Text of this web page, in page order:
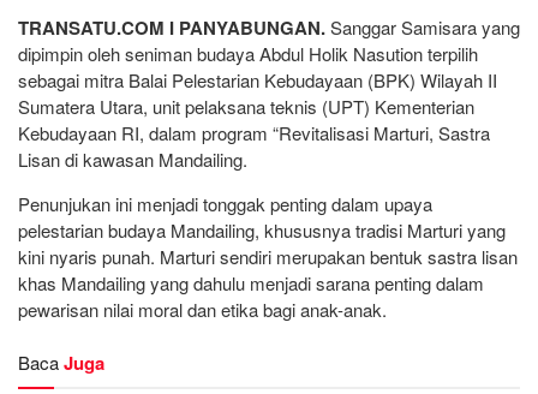
TRANSATU.COM I PANYABUNGAN.Sanggar Samisara yang
dipimpin oleh seniman budaya Abdul Holik Nasution terpilih
sebagai mitra Balai Pelestarian Kebudayaan (BPK) Wilayah II
Sumatera Utara, unit pelaksana teknis (UPT) Kementerian
Kebudayaan RI, dalam program “Revitalisasi Marturi, Sastra
Lisan di kawasan Mandailing.
Penunjukan ini menjadi tonggak penting dalam upaya
pelestarian budaya Mandailing, khususnya tradisi Marturi yang
kini nyaris punah. Marturi sendiri merupakan bentuk sastra lisan
khas Mandailing yang dahulu menjadi sarana penting dalam
pewarisan nilai moral dan etika bagi anak-anak.
BacaJuga